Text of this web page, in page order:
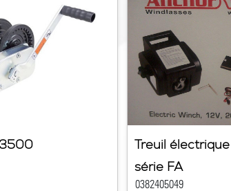
Treuil
série FA
0382405049